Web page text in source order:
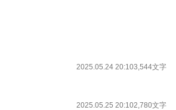
2025.05.24 20:103,544文字
2025.05.25 20:102,780文字